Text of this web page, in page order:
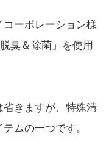
ーポレーション様
臭＆除菌」を使用
きますが、特殊清
ムの一つです。